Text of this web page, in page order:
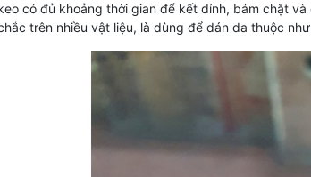
có đủ khoảng thời gian để kết dính, bám chặt
trên nhiều vật liệu, là dùng để dán da thuộc